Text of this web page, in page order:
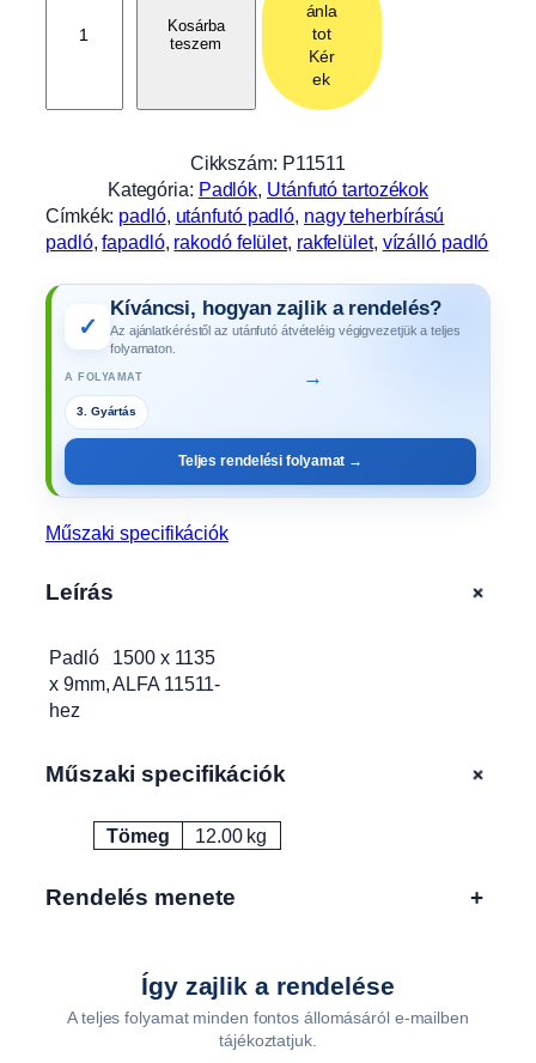
x
1
1
3
L
F
A
1
1
1
z
5
Kosárba
teszem
ánla
tot
Kér
ek
Cikkszám: P11511
Kategória: Padlók Utánfutó tartozékok
Címkék: padló, utánfutó padló nagy teherbírású
padló, fapadló, rakodó felület, rakfelület, vízálló padló
✓
Kíváncsi, hogyan zajlik a rendelés?
Az ajánlatkéréstől az utánfutó átvételéig végigvezetjük a teljes
folyamaton.
A FOLYAMAT →
3. Gyártás
Teljes rendelési folyamat →
Műszaki specifikációk
Leírás +
Padló 1500 x 1135
x 9mm, ALFA 11511-
hez
Műszaki specifikációk +
Attribútumok Érték
Tömeg 12.00 kg
Rendelés menete +
Így zajlik a rendelése
A teljes folyamat minden fontos állomásáról e-mailben
tájékoztatjuk.